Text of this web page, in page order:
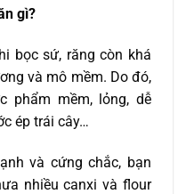
gì?
bọc sứ, răng còn khá
và mô mềm. Do đó,
phẩm mềm, lỏng, dễ
ép trái cây…
và cứng chắc, bạn
nhiều canxi và flour